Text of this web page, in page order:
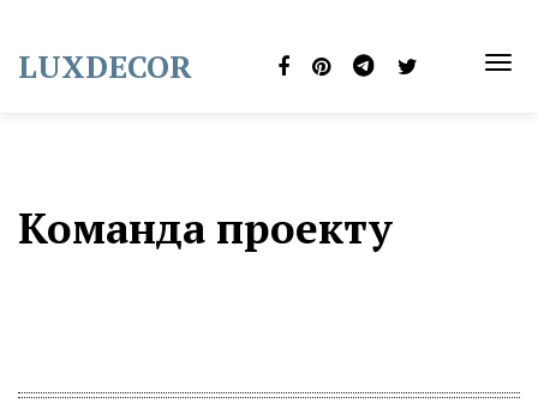
content
LUXDECOR
Команда проекту